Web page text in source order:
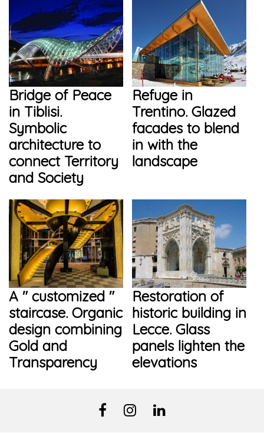
Bridge of Peace
in Tiblisi.
Symbolic
architecture to
connect Territory
and Society
Refuge in
Trentino. Glazed
facades to blend
in with the
landscape
A " customized "
staircase. Organic
design combining
Gold and
Transparency
Restoration of
historic building in
Lecce. Glass
panels lighten the
elevations